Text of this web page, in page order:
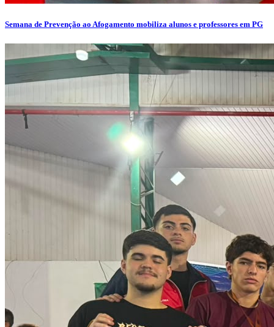
Semana de Prevenção ao Afogamento mobiliza alunos e professores em PG